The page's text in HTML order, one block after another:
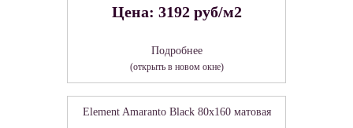
Цена: 3192 руб/м2
Подробнее
(открыть в новом окне)
Element Amaranto Black 80х160 матовая